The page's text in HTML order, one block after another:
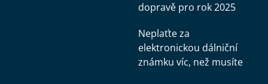
dopravě pro rok 2025
Neplaťte za
elektronickou dálniční
známku víc, než musíte